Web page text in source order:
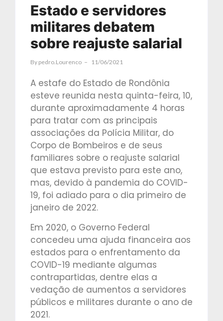
Estado e servidores
militares debatem
sobre reajuste salarial
By Pedro.lourenco 11/06/2021
A estafe do Estado de Rondônia
esteve reunida nesta quinta-feira, 10,
durante aproximadamente 4 horas
para tratar com as principais
associações da Polícia Militar, do
Corpo de Bombeiros e de seus
familiares sobre o reajuste salarial
que estava previsto para este ano,
mas, devido à pandemia do COVID-
19, foi adiado para o dia primeiro de
janeiro de 2022.
Em 2020, o Governo Federal
concedeu uma ajuda financeira aos
estados para o enfrentamento da
COVID-19 mediante algumas
contrapartidas, dentre elas a
vedação de aumentos a servidores
públicos e militares durante o ano de
2021.